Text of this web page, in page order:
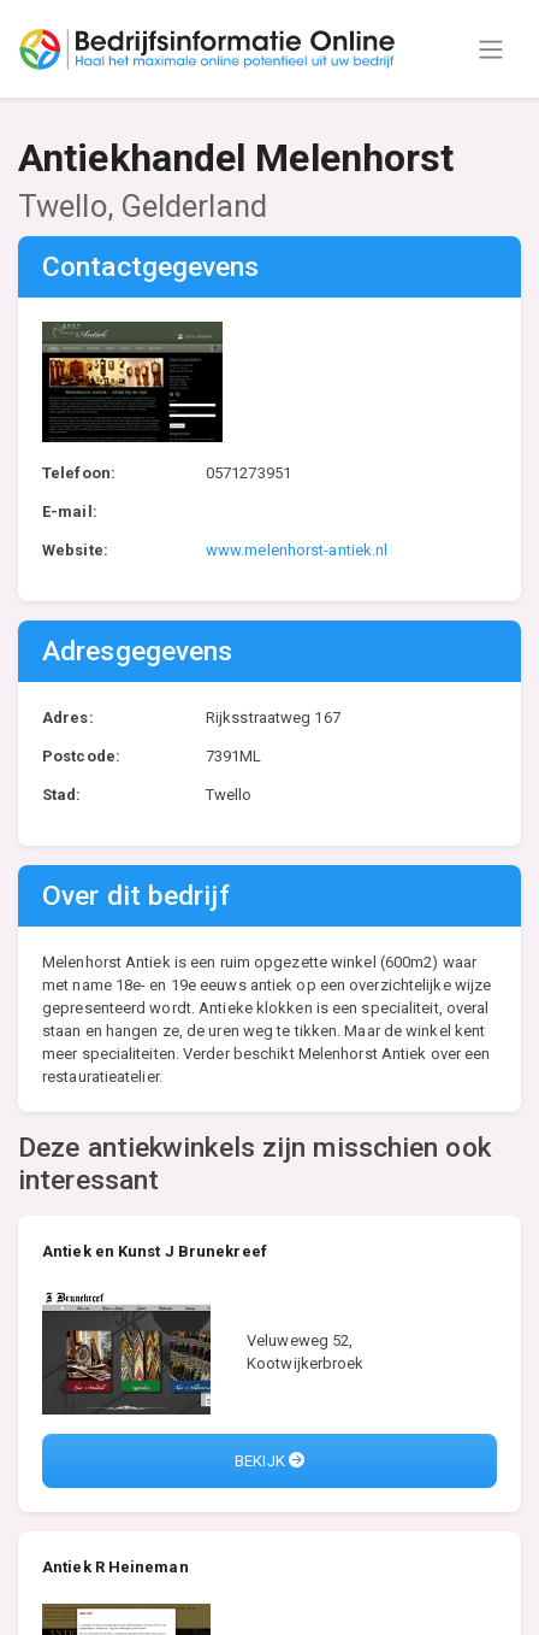
Antiekhandel Melenhorst
Twello, Gelderland
Contactgegevens
Telefoon: 0571273951
E-mail:
Website: www.melenhorst-antiek.nl
Adresgegevens
Adres: Rijksstraatweg 167
Postcode: 7391ML
Stad: Twello
Over dit bedrijf
Melenhorst Antiek is een ruim opgezette winkel (600m2) waar
met name 18e- en 19e eeuws antiek op een overzichtelijke wijze
gepresenteerd wordt. Antieke klokken is een specialiteit, overal
staan en hangen ze, de uren weg te tikken. Maar de winkel kent
meer specialiteiten. Verder beschikt Melenhorst Antiek over een
restauratieatelier.
Deze antiekwinkels zijn misschien ook
interessant
Antiek en Kunst J Brunekreef
Veluweweg 52,
Kootwijkerbroek
BEKIJK
Antiek R Heineman